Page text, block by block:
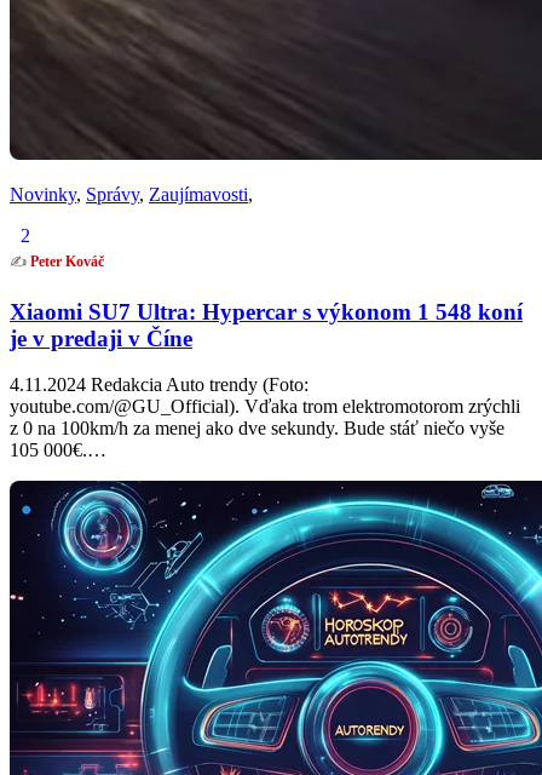
Novinky, Správy, Zaujímavosti,
2
✍️ Peter Kováč
Xiaomi SU7 Ultra: Hypercar s výkonom 1 548 koní
je v predaji v Číne
4.11.2024 Redakcia Auto trendy (Foto:
youtube.com/@GU_Official). Vďaka trom elektromotorom zrýchli
z 0 na 100km/h za menej ako dve sekundy. Bude stáť niečo vyše
105 000€.…